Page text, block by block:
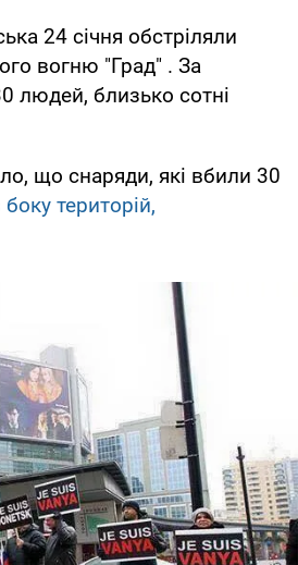
24 січня обстріляли
вогню "Град" . За
людей, близько сотні
що снаряди, які вбили 30
територій,